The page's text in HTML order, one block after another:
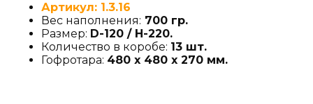
Артикул: 1.3.16
Вес наполнения: 700 гр.
Размер: D-120 / H-220.
Количество в коробе: 13 шт.
Гофротара: 480 х 480 х 270 мм.